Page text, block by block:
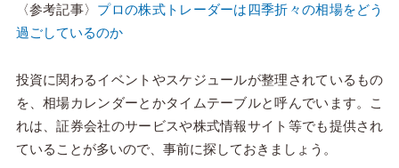
〈参考記事〉 プロの株式トレーダーは四季折々の相場をどう
過ごしているのか
投資に関わるイベントやスケジュールが整理されているもの
を、相場カレンダーとかタイムテーブルと呼んでいます。こ
れは、証券会社のサービスや株式情報サイト等でも提供され
ていることが多いので、事前に探しておきましょう。